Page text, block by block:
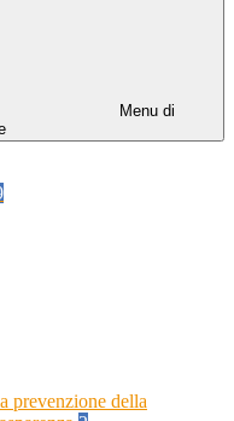
Menu di
prevenzione della